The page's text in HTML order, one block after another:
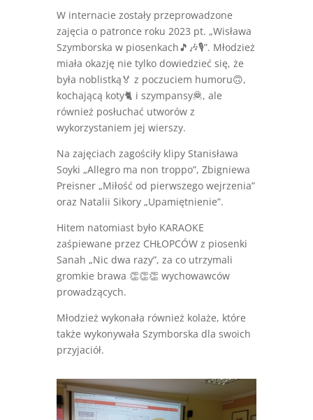
W internacie zostały przeprowadzone
zajęcia o patronce roku 2023 pt. „Wisława
Szymborska w piosenkach🎵🎶🎙”. Młodzież
miała okazję nie tylko dowiedzieć się, że
była noblistką🏅 z poczuciem humoru🙃,
kochającą koty🐈 i szympansy🦧, ale
również posłuchać utworów z
wykorzystaniem jej wierszy.
Na zajęciach zagościły klipy Stanisława
Soyki „Allegro ma non troppo”, Zbigniewa
Preisner „Miłość od pierwszego wejrzenia”
oraz Natalii Sikory „Upamiętnienie”.
Hitem natomiast było KARAOKE
zaśpiewane przez CHŁOPCÓW z piosenki
Sanah „Nic dwa razy”, za co utrzymali
gromkie brawa 👏👏👏 wychowawców
prowadzących.
Młodzież wykonała również kolaże, które
także wykonywała Szymborska dla swoich
przyjaciół.